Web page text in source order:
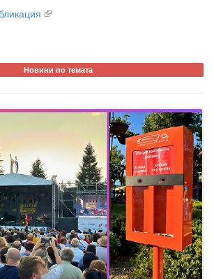
Новини по темата